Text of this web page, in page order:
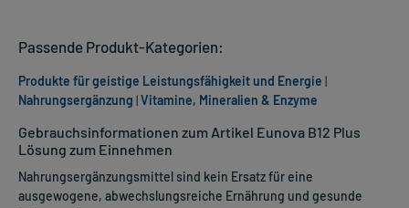
Gebrauchsinformationen zum Artikel Eunova B12 Plus
Lösung zum Einnehmen
Nahrungsergänzungsmittel sind kein Ersatz für eine
ausgewogene, abwechslungsreiche Ernährung und gesunde
Passende Produkt-Kategorien:
Produkte für geistige Leistungsfähigkeit und Energie |
Nahrungsergänzung |Vitamine, Mineralien & Enzyme